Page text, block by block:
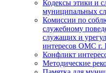
Кодексы этики и
муниципальных
Комиссии по
служебному
служащих и
интересов ОМС г.
Конфликт
Методические